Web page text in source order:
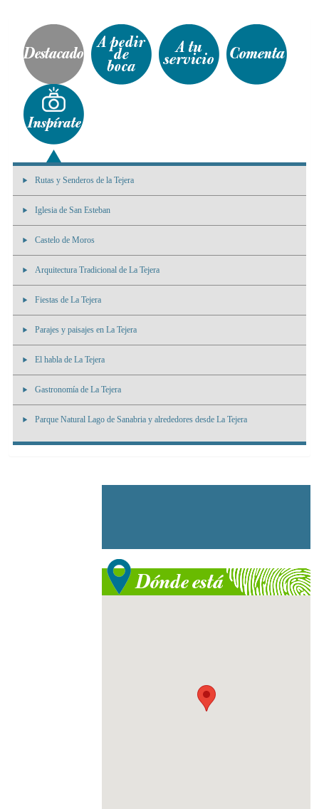
Rutas y Senderos de la Tejera
Iglesia de San Esteban
Castelo de Moros
Arquitectura Tradicional de La Tejera
Fiestas de La Tejera
Parajes y paisajes en La Tejera
El habla de La Tejera
Gastronomía de La Tejera
Parque Natural Lago de Sanabria y alrededores desde La Tejera